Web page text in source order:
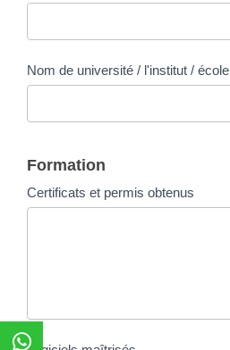
Nom de université / l'institut / école
Formation
Certificats et permis obtenus